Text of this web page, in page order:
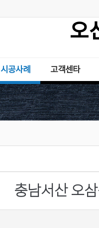
오
시공사례 고객센타
충남서산 오